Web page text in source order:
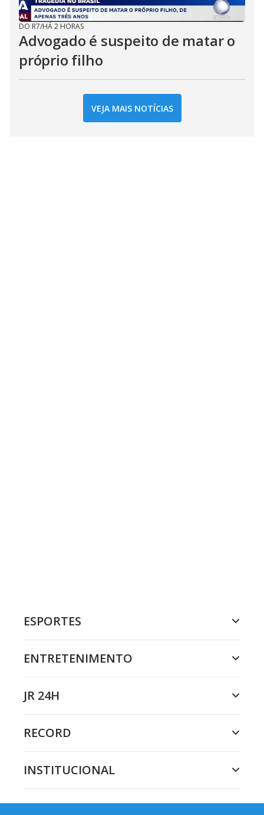
DO R7/HÁ 2 HORAS
Advogado é suspeito de matar o
próprio filho
VEJA MAIS NOTÍCIAS
ESPORTES
ENTRETENIMENTO
JR 24H
RECORD
INSTITUCIONAL